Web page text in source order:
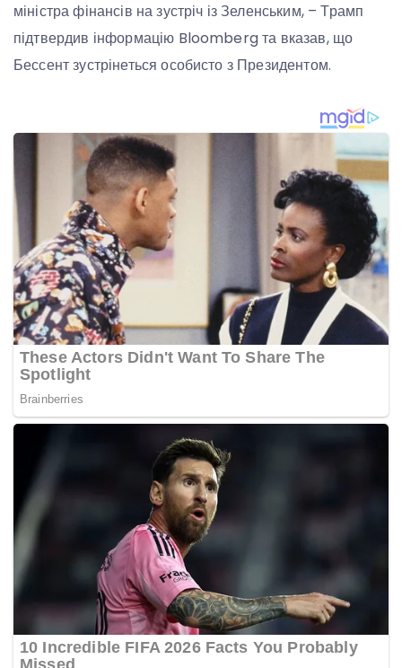
міністра фінансів на зустріч із Зеленським, – Трамп
підтвердив інформацію Bloomberg та вказав, що
Бессент зустрінеться особисто з Президентом.